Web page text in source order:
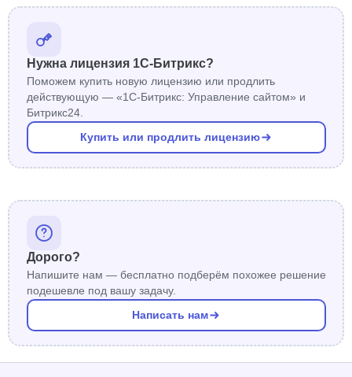
Нужна лицензия 1С-Битрикс?
Поможем купить новую лицензию или продлить
действующую — «1С-Битрикс: Управление сайтом» и
Битрикс24.
Купить или продлить лицензию
Дорого?
Напишите нам — бесплатно подберём похожее решение
подешевле под вашу задачу.
Написать нам